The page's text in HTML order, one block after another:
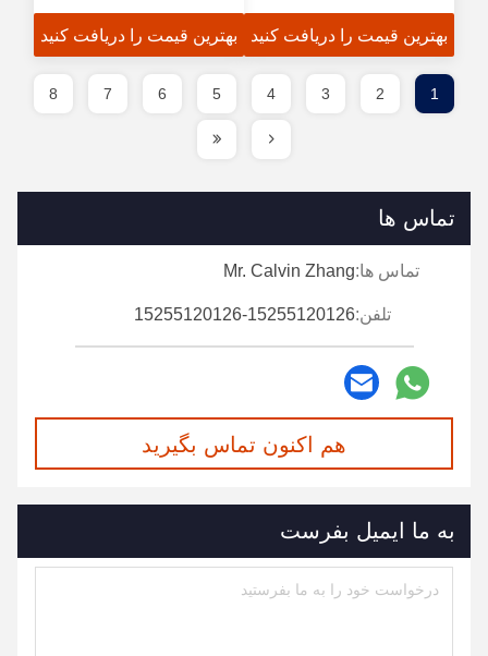
نمونه ارائه شده، سبک و
پوشیدن آسان
بهترین قیمت را دریافت کنید
راحتی و انطباق ایمنی
بهترین قیمت را دریافت کنید
1
2
3
4
5
6
7
8
تماس ها
تماس ها:Mr. Calvin Zhang
تلفن:15255120126-15255120126
هم اکنون تماس بگیرید
به ما ایمیل بفرست